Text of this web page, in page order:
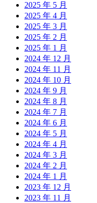
2025 年 5 月
2025 年 4 月
2025 年 3 月
2025 年 2 月
2025 年 1 月
2024 年 12 月
2024 年 11 月
2024 年 10 月
2024 年 9 月
2024 年 8 月
2024 年 7 月
2024 年 6 月
2024 年 5 月
2024 年 4 月
2024 年 3 月
2024 年 2 月
2024 年 1 月
2023 年 12 月
2023 年 11 月